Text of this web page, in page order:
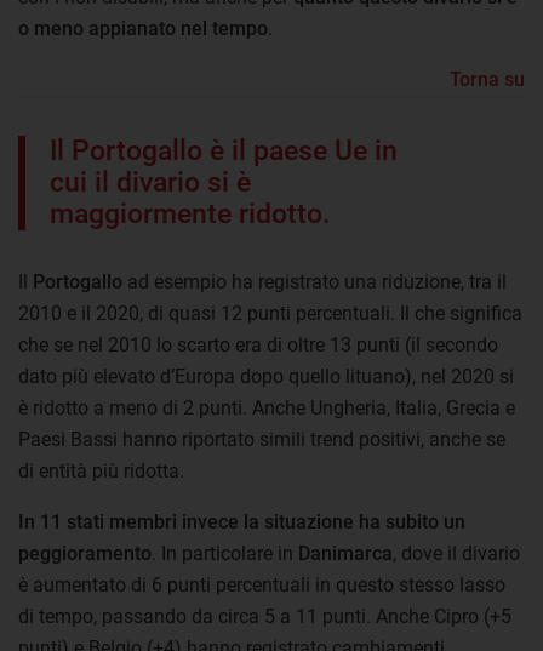
o meno appianato nel tempo
Torna su
Il Portogallo è il paese Ue in
cui il divario si è
maggiormente ridotto.
Il Portogallo ad esempio ha registrato una riduzione, tra il
2010 e il 2020, di quasi 12 punti percentuali. Il che significa
che se nel 2010 lo scarto era di oltre 13 punti (il secondo
dato più elevato d’Europa dopo quello lituano), nel 2020 si
è ridotto a meno di 2 punti. Anche Ungheria, Italia, Grecia e
Paesi Bassi hanno riportato simili trend positivi, anche se
di entità più ridotta.
In 11 stati membri invece la situazione ha subito un
peggioramento . In particolare in Danimarca, dove il divario
è aumentato di 6 punti percentuali in questo stesso lasso
di tempo, passando da circa 5 a 11 punti. Anche Cipro (+5